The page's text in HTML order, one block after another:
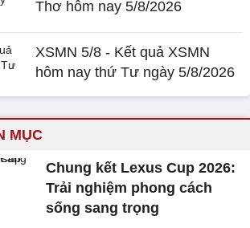
Thơ hôm nay 5/8/2026
XSMN 5/8 - Kết quả XSMN
hôm nay thứ Tư ngày 5/8/2026
MỤC
Chung kết Lexus Cup 2026:
Trải nghiệm phong cách
sống sang trọng